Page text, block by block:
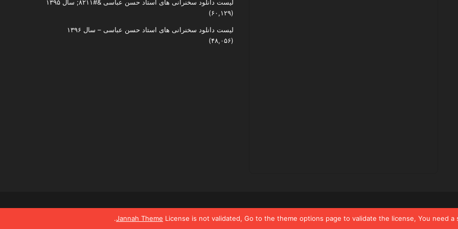
Jannah Theme License is not validated, Go to the theme options page to validate the license, You need a
لیست دانلود سخنرانی های استاد حسن عباسی &#۸۲۱۱; سال ۱۳۹۵
(۶۰,۱۲۹)
لیست دانلود سخنرانی های استاد حسن عباسی – سال ۱۳۹۶
(۴۸,۰۵۶)